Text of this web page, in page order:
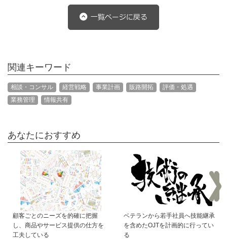
関連キーワード
相談・コンサル 経営戦略 事業計画 販路開拓
評価・処遇
業務管理
情報共有
あなたにおすすめ
顧客ごとのニーズを的確に把握
し、商品やサービス提供の仕方を
工夫している
ベテランから若手社員へ技能継承
を含めたOJTを計画的に行ってい
る